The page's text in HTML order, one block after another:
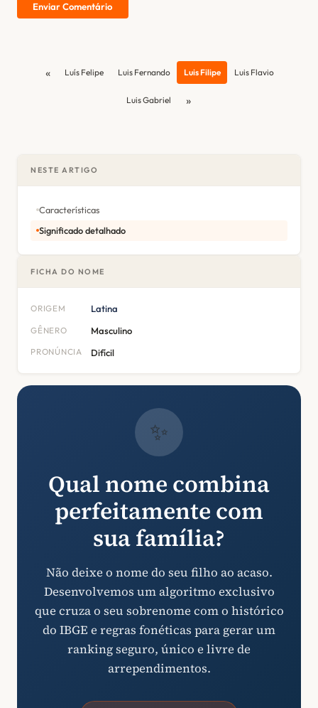
Enviar Comentário
« Luís Felipe Luis Fernando Luis Filipe Luis Flavio
Luis Gabriel »
NESTE ARTIGO
Características
Significado detalhado
FICHA DO NOME
ORIGEM Latina
GÊNERO Masculino
PRONÚNCIA Difícil
✨
Qual nome combina
perfeitamente com
sua família?
Não deixe o nome do seu filho ao acaso.
Desenvolvemos um algoritmo exclusivo
que cruza o seu sobrenome com o histórico
do IBGE e regras fonéticas para gerar um
ranking seguro, único e livre de
arrependimentos.